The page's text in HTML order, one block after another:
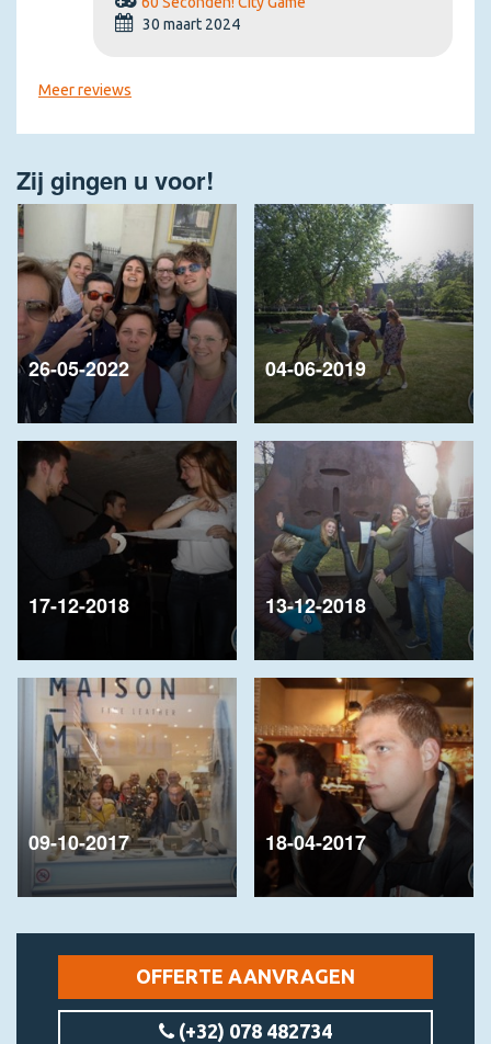
30 maart 2024
Meer reviews
Zij gingen u voor!
26-05-2022 04-06-2019
17-12-2018 13-12-2018
09-10-2017 18-04-2017
OFFERTE AANVRAGEN
(+32) 078 482734